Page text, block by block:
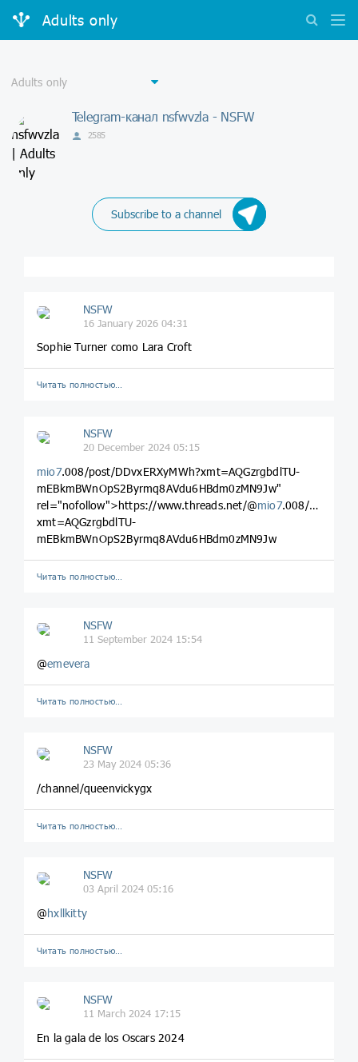
Adults only
Telegram-канал nsfwvzla - NSFW
2585
Subscribe to a channel
NSFW
16 January 2026 04:31
Sophie Turner como Lara Croft
Читать полностью…
NSFW
20 December 2024 05:15
mio7.008/post/DDvxERXyMWh?xmt=AQGzrgbdlTU-
mEBkmBWnOpS2Byrmq8AVdu6HBdm0zMN9Jw"
rel="nofollow">https://www.threads.net/@mio7.008/post/
xmt=AQGzrgbdlTU-
mEBkmBWnOpS2Byrmq8AVdu6HBdm0zMN9Jw
Читать полностью…
NSFW
11 September 2024 15:54
@emevera
Читать полностью…
NSFW
23 May 2024 05:36
/channel/queenvickygx
Читать полностью…
NSFW
03 April 2024 05:16
@hxllkitty
Читать полностью…
NSFW
11 March 2024 17:15
En la gala de los Oscars 2024